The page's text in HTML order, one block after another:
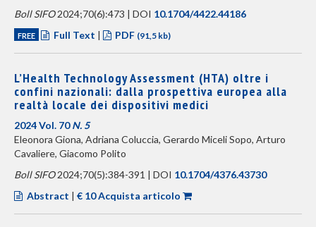
Boll SIFO2024;70(6):473 | DOI 10.1704/4422.44186
FREE Full Text | PDF (91,5 kb)
L’Health Technology Assessment (HTA) oltre i
confini nazionali: dalla prospettiva europea alla
realtà locale dei dispositivi medici
2024 Vol. 70N. 5
Eleonora Giona, Adriana Coluccia, Gerardo Miceli Sopo, Arturo
Cavaliere, Giacomo Polito
Boll SIFO2024;70(5):384-391 | DOI 10.1704/4376.43730
Abstract | € 10 Acquista articolo